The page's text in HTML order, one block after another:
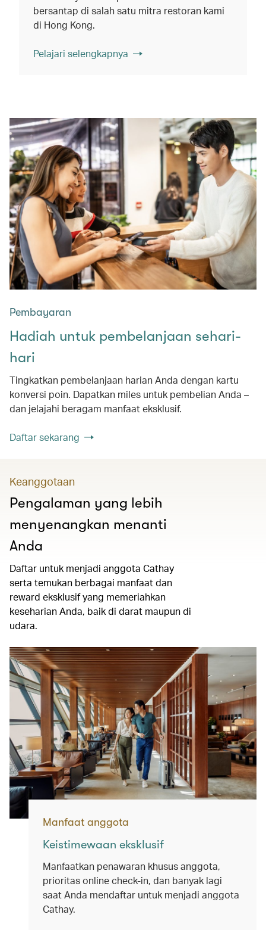
bersantap di salah satu mitra restoran kami
di Hong Kong.
Pelajari selengkapnya
Pembayaran
Hadiah untuk pembelanjaan sehari-
hari
Tingkatkan pembelanjaan harian Anda dengan kartu
konversi poin. Dapatkan miles untuk pembelian Anda –
dan jelajahi beragam manfaat eksklusif.
Daftar sekarang
Keanggotaan
Pengalaman yang lebih
menyenangkan menanti
Anda
Daftar untuk menjadi anggota Cathay
serta temukan berbagai manfaat dan
reward eksklusif yang memeriahkan
keseharian Anda, baik di darat maupun di
udara.
Manfaat anggota
Keistimewaan eksklusif
Manfaatkan penawaran khusus anggota,
prioritas online check-in, dan banyak lagi
saat Anda mendaftar untuk menjadi anggota
Cathay.